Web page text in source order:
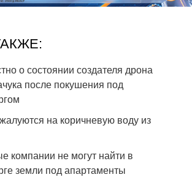
о состоянии создателя дрона
после покушения под
на коричневую воду из
компании не могут найти в
земли под апартаменты